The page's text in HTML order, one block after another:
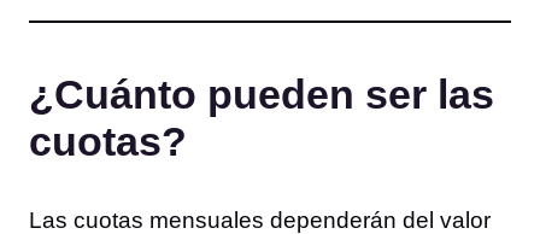
¿Cuánto pueden ser las
cuotas?
Las cuotas mensuales dependerán del valor